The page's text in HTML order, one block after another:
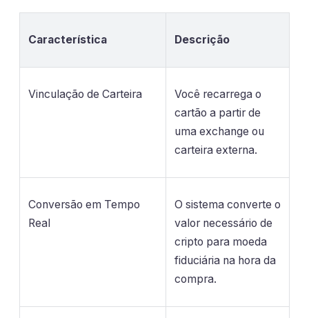
Característica Descrição
Vinculação de Carteira
Você recarrega o
cartão a partir de
uma exchange ou
carteira externa.
Conversão em Tempo
Real
O sistema converte o
valor necessário de
cripto para moeda
fiduciária na hora da
compra.